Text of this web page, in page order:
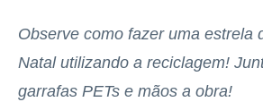
Observe como fazer uma estrela
Natal utilizando a reciclagem!
garrafas PETs e mãos a obra!